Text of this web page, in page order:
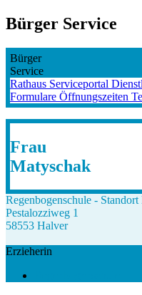
Bürger Service
Bürger
Service
Rathaus Serviceportal
Formulare Öffnungszeiten
Frau
Matyschak
Regenbogenschule -
Pestalozziweg 1
58553 Halver
Erzieherin